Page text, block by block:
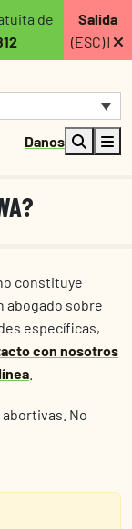
de
Salida
(ESC) |
Danos
constituye
abogado sobre
específicas,
con nosotros
No